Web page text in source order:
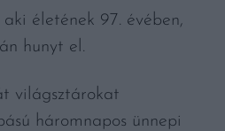
életének 97. évében,
hunyt el.
világsztárokat
háromnapos ünnepi